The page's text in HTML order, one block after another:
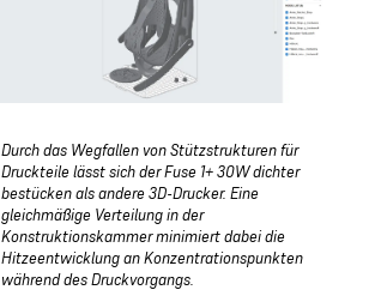
Durch das Wegfallen von Stützstrukturen für
Druckteile lässt sich der Fuse 1+ 30W dichter
bestücken als andere 3D-Drucker. Eine
gleichmäßige Verteilung in der
Konstruktionskammer minimiert dabei die
Hitzeentwicklung an Konzentrationspunkten
während des Druckvorgangs.